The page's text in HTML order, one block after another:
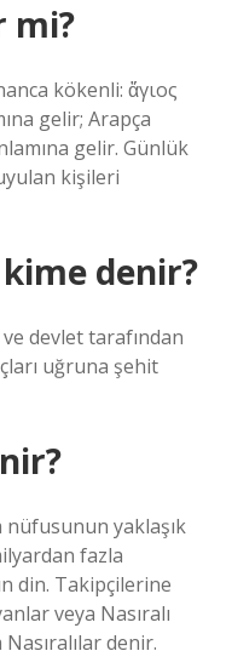
mi?
kökenli: ἅγιος
gelir; Arapça
gelir. Günlük
kişileri
denir?
ve devlet tarafından
uğruna şehit
nüfusunun yaklaşık
fazla
din. Takipçilerine
veya Nasıralı
denir.